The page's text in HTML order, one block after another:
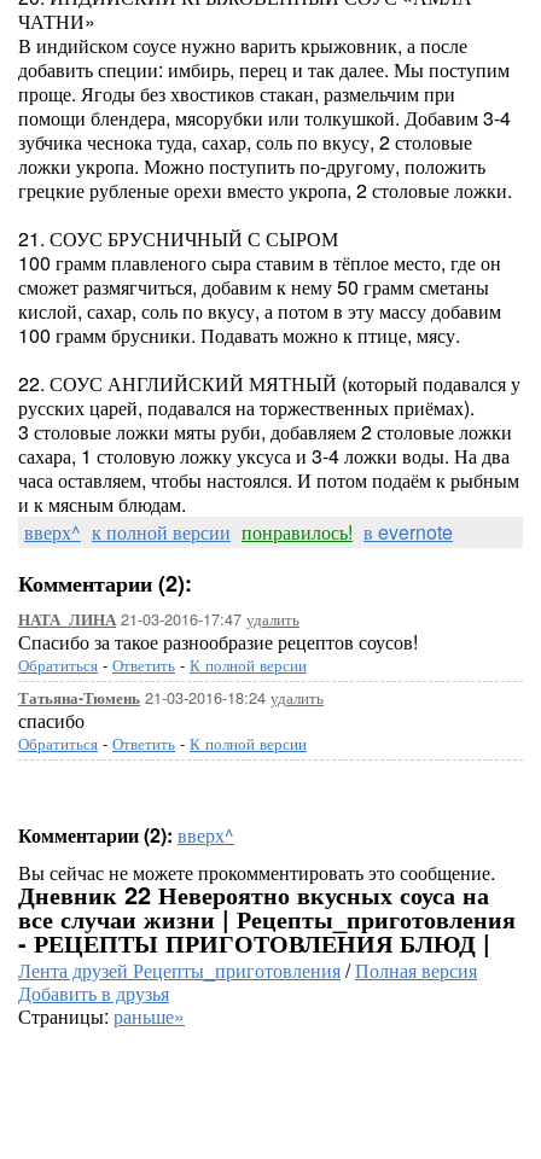
ЧАТНИ»
В индийском соусе нужно варить крыжовник, а после
добавить специи: имбирь, перец и так далее. Мы поступим
проще. Ягоды без хвостиков стакан, размельчим при
помощи блендера, мясорубки или толкушкой. Добавим 3-4
зубчика чеснока туда, сахар, соль по вкусу, 2 столовые
ложки укропа. Можно поступить по-другому, положить
грецкие рубленые орехи вместо укропа, 2 столовые ложки.
21. СОУС БРУСНИЧНЫЙ С СЫРОМ
100 грамм плавленого сыра ставим в тёплое место, где он
сможет размягчиться, добавим к нему 50 грамм сметаны
кислой, сахар, соль по вкусу, а потом в эту массу добавим
100 грамм брусники. Подавать можно к птице, мясу.
22. СОУС АНГЛИЙСКИЙ МЯТНЫЙ (который подавался у
русских царей, подавался на торжественных приёмах).
3 столовые ложки мяты руби, добавляем 2 столовые ложки
сахара, 1 столовую ложку уксуса и 3-4 ложки воды. На два
часа оставляем, чтобы настоялся. И потом подаём к рыбным
и к мясным блюдам.
вверх^ к полной версии понравилось! в evernote
Комментарии (2):
НАТА_ЛИНА 21-03-2016-17:47 удалить
Спасибо за такое разнообразие рецептов соусов!
Обратиться - Ответить - К полной версии
Татьяна-Тюмень 21-03-2016-18:24 удалить
спасибо
Обратиться - Ответить - К полной версии
Комментарии (2): вверх^
Вы сейчас не можете прокомментировать это сообщение.
Дневник 22 Невероятно вкусных соуса на
все случаи жизни | Рецепты_приготовления
- РЕЦЕПТЫ ПРИГОТОВЛЕНИЯ БЛЮД |
Лента друзей Рецепты_приготовления/Полная версия
Добавить в друзья
Страницы: раньше»